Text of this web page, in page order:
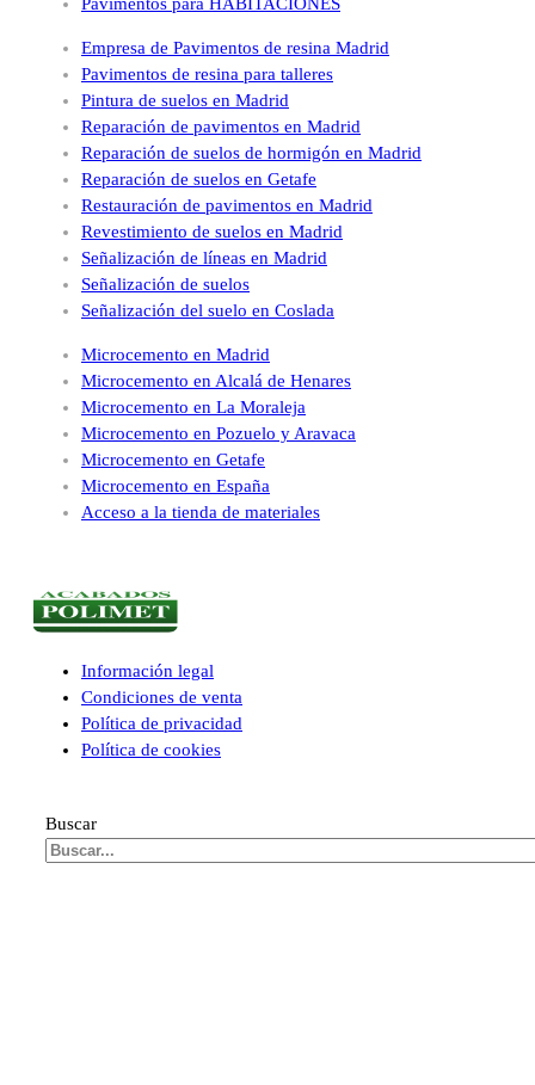
Empresa de Pavimentos de resina Madrid
Pavimentos de resina para talleres
Pintura de suelos en Madrid
Reparación de pavimentos en Madrid
Reparación de suelos de hormigón en Madrid
Reparación de suelos en Getafe
Restauración de pavimentos en Madrid
Revestimiento de suelos en Madrid
Señalización de líneas en Madrid
Señalización de suelos
Señalización del suelo en Coslada
Microcemento en Madrid
Microcemento en Alcalá de Henares
Microcemento en La Moraleja
Microcemento en Pozuelo y Aravaca
Microcemento en Getafe
Microcemento en España
Acceso a la tienda de materiales
Información legal
Condiciones de venta
Política de privacidad
Política de cookies
Buscar